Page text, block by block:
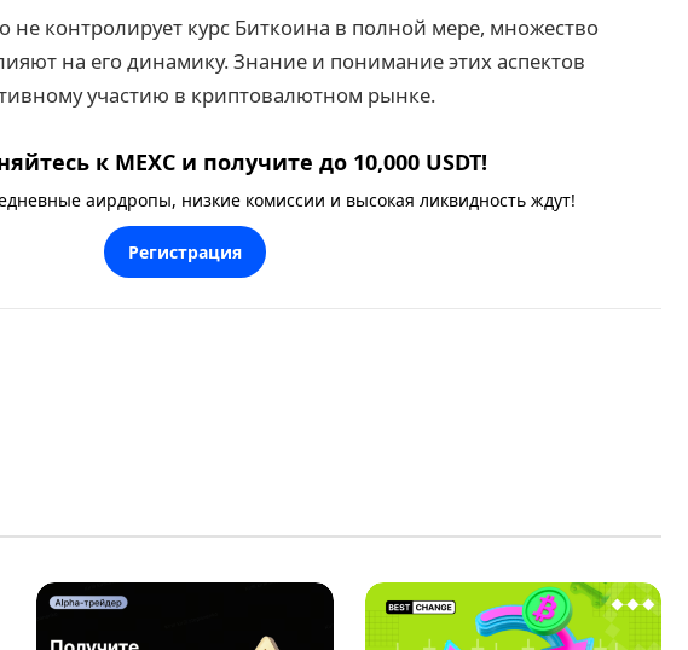
не контролирует курс Биткоина в полной мере, множество
на его динамику. Знание и понимание этих аспектов
участию в криптовалютном рынке.
к MEXC и получите до 10,000 USDT!
аирдропы, низкие комиссии и высокая ликвидность ждут!
Регистрация